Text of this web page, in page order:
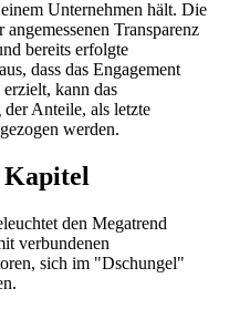
Unternehmen hält. Die
Transparenz
bereits erfolgte
dass das Engagement
kann das
Anteile, als letzte
werden.
Kapitel
den Megatrend
verbundenen
sich im "Dschungel"